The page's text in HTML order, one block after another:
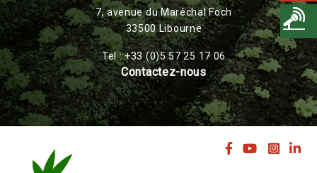
7, avenue du Maréchal Foch
33500 Libourne
Tel : +33 (0)5 57 25 17 06
Contactez-nous